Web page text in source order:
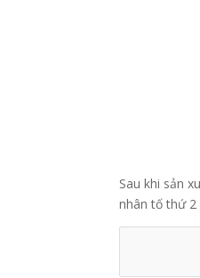
Sau khi sản
nhân tố thứ 2